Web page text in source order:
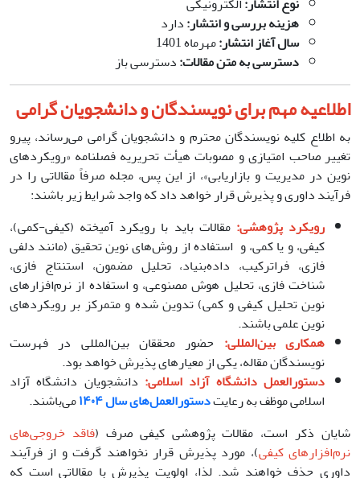
هزینه بررسی و انتشار:دارد
سال آغاز انتشار:مهرماه 1401
دسترسی به متن مقالات:دسترسی باز
اطلاعیه مهم برای نویسندگان و دانشجویان گرامی
به اطلاع کلیه نویسندگان محترم و دانشجویان گرامی می‌رساند، پیرو
تغییر صاحب امتیازی و مصوبات هیأت تحریریه فصلنامه «رویکردهای
نوین در مدیریت و بازاریابی»، از این پس، مجله صرفاً مقالاتی را در
فرآیند داوری و پذیرش قرار خواهد داد که واجد شرایط زیر باشند:
رویکرد پژوهشی: مقالات باید با رویکرد آمیخته (کیفی-کمی)،
کیفی، و یا کمی، و استفاده از روش‌های نوین تحقیق (مانند دلفی
فازی، فراترکیب، داده‌بنیاد، تحلیل مضمون، استنتاج فازی،
شناخت فازی، تحلیل هوش مصنوعی، و استفاده از نرم‌افزارهای
نوین تحلیل کیفی و کمی) تدوین شده و متمرکز بر رویکردهای
نوین علمی باشند.
همکاری بین‌المللی: حضور محققان بین‌المللی در فهرست
نویسندگان مقاله، یکی از معیارهای پذیرش خواهد بود.
دستورالعمل دانشگاه آزاد اسلامی: دانشجویان دانشگاه آزاد
اسلامی موظف به رعایتدستورالعمل‌های سال ۱۴۰۴
می‌باشند.
شایان ذکر است، مقالات پژوهشی کیفی صرف (فاقد خروجی‌های
نرم‌افزارهای کیفی)، مورد پذیرش قرار نخواهند گرفت و از فرآیند
داوری حذف خواهند شد. لذا، اولویت پذیرش با مقالاتی است که